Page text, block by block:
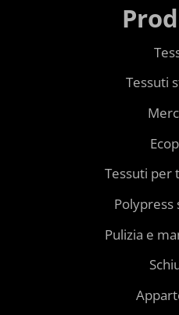
Tessuti
Tessuti per
Polypress
Pulizia e